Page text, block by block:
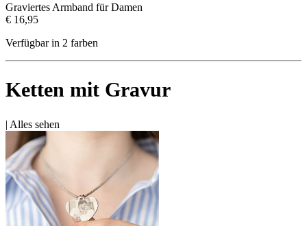
Graviertes Armband für Damen
€ 16,95
Verfügbar in 2 farben
Ketten mit Gravur
| Alles sehen